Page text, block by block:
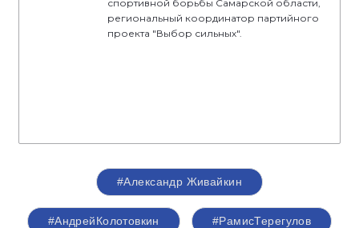
спортивной борьбы Самарской области,
региональный координатор партийного
проекта "Выбор сильных".
#Александр Живайкин
#АндрейКолотовкин #РамисТерегулов